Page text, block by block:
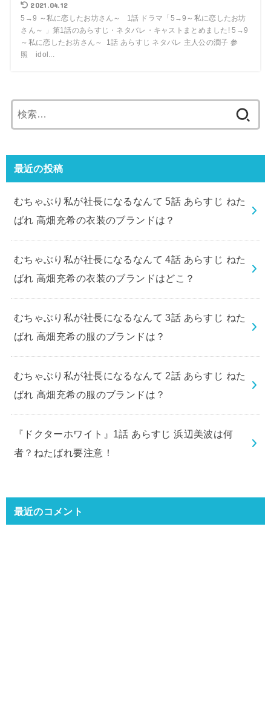
2021.04.12
5→9 ～私に恋したお坊さん～ 1話 ドラマ「5→9～私に恋したお坊
さん～ 」第1話のあらすじ・ネタバレ・キャストまとめました! 5→9
～私に恋したお坊さん～ 1話 あらすじ ネタバレ 主人公の潤子 参
照 idol...
索:
最近の投稿
むちゃぶり私が社長になるなんて 5話 あらすじ ねた
ばれ 高畑充希の衣装のブランドは？
むちゃぶり私が社長になるなんて 4話 あらすじ ねた
ばれ 高畑充希の衣装のブランドはどこ？
むちゃぶり私が社長になるなんて 3話 あらすじ ねた
ばれ 高畑充希の服のブランドは？
むちゃぶり私が社長になるなんて 2話 あらすじ ねた
ばれ 高畑充希の服のブランドは？
『ドクターホワイト』1話 あらすじ 浜辺美波は何
者？ねたばれ要注意！
最近のコメント